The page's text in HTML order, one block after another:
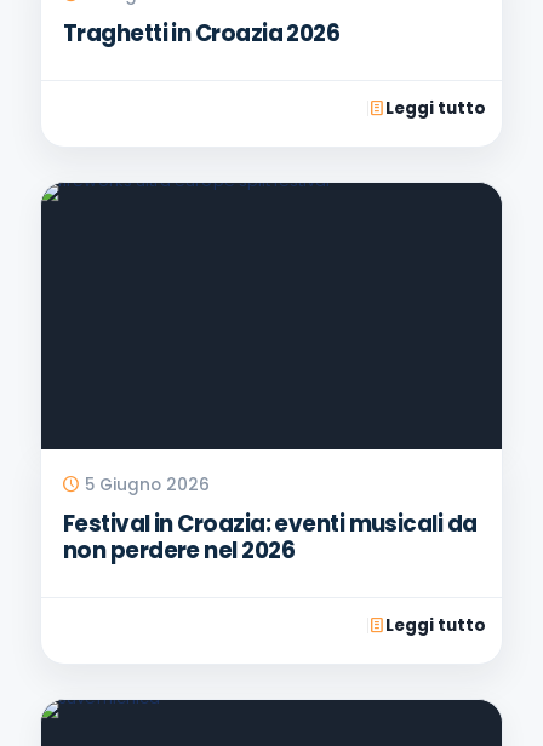
Traghetti in Croazia 2026
Leggi tutto
5 Giugno 2026
Festival in Croazia: eventi musicali da
non perdere nel 2026
Leggi tutto